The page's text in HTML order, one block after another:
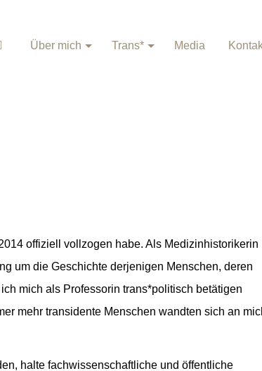
Über mich
Trans* Media
offiziell vollzogen habe. Als Medizinhistorikerin
um die Geschichte derjenigen Menschen, deren
mich als Professorin trans*politisch betätigen
mehr transidente Menschen wandten sich an
halte fachwissenschaftliche und öffentliche